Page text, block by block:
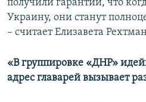
получили гарантий, что
Украину, они станут
– считает Елизавета
«В группировке «ДНР»
адрес главарей вызывает